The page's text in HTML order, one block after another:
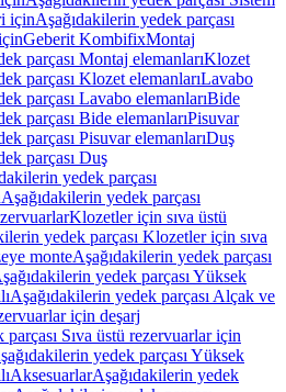
içinAşağıdakilerin yedek parçası
Geberit KombifixMontaj
parçası Montaj elemanlarıKlozet
parçası Klozet elemanlarıLavabo
parçası Lavabo elemanlarıBide
parçası Bide elemanlarıPisuvar
parçası Pisuvar elemanlarıDuş
parçası Duş
yedek parçası
Aşağıdakilerin yedek parçası
Klozetler için sıva üstü
yedek parçası Klozetler için sıva
monteAşağıdakilerin yedek parçası
yedek parçası Yüksek
Aşağıdakilerin yedek parçası Alçak ve
için deşarj
Sıva üstü rezervuarlar için
yedek parçası Yüksek
AksesuarlarAşağıdakilerin yedek